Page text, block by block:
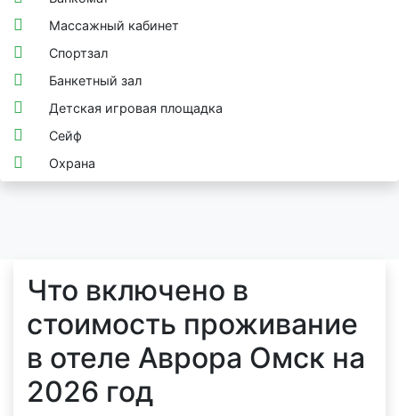
Массажный кабинет
Спортзал
Банкетный зал
Детская игровая площадка
Сейф
Охрана
Что включено в
стоимость проживание
в отеле Аврора Омск на
2026 год